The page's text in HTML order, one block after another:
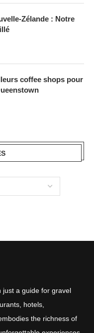
Zélande : Notre
coffee shops pour
just a guide for gravel
hotels,
the richness of